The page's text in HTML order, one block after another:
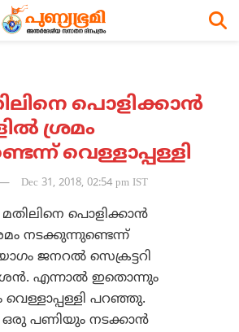
പൊളിക്കാന്‍
ശ്രമം
വെള്ളാപ്പള്ളി
Dec 31, 2018, 02:54 pm IST
പൊളിക്കാന്‍
നടക്കുന്നുണ്ടെന്ന്
ജനറല്‍ സെക്രട്ടറി
എന്നാല്‍ ഇതൊന്നും
വെള്ളാപ്പള്ളി പറഞ്ഞു.
ഒരു പണിയും നടക്കാന്‍